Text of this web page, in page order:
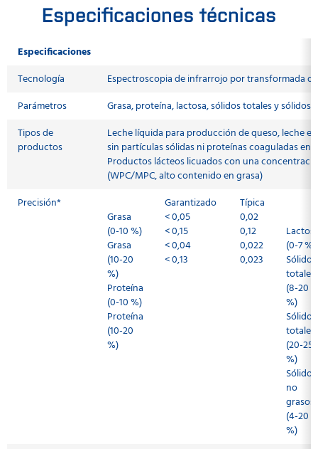
Especificaciones técnicas
Especificaciones
Tecnología
Espectroscopia de infrarrojo por transformada de
Parámetros
Grasa, proteína, lactosa, sólidos totales y sólidos
Tipos de
productos
Leche líquida para producción de queso, leche
sin partículas sólidas ni proteínas coaguladas en
Productos lácteos licuados con una
(WPC/MPC, alto contenido en grasa)
Precisión*
Grasa
(0-10 %)
Grasa
(10-20
%)
Proteína
(0-10 %)
Proteína
(10-20
%)
Garantizado
< 0,05
< 0,15
< 0,04
< 0,13
Típica
0,02
0,12
0,022
0,023
(0-7 %)
Sólidos
totales
(8-20
%)
Sólidos
totales
(20-25
%)
Sólidos
no
grasos
(4-20
%)